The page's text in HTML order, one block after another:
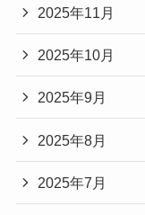
2025年11月
2025年10月
2025年9月
2025年8月
2025年7月